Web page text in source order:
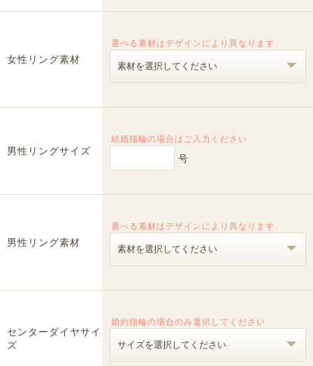
女性リング素材
選べる素材はデザインにより異なります
男性リングサイズ
結婚指輪の場合はご入力ください
号
男性リング素材
選べる素材はデザインにより異なります
センターダイヤサイ
ズ
婚約指輪の場合のみ選択してください